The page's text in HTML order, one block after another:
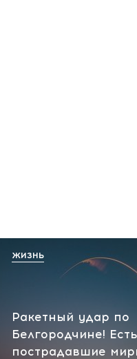
Ракетный удар по
Белгородчине! Есть
пострадавшие
ЖИЗНЬ